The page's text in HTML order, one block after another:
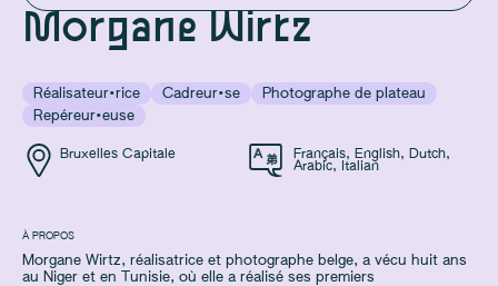
Bruxelles Capitale Français, English, Dutch,
Arabic, Italian
Morgane Wirtz
Réalisateur·rice Cadreur·se
Photographe de plateau
Repéreur·euse
À PROPOS
Morgane Wirtz, réalisatrice et photographe belge, a vécu huit ans
au Niger et en Tunisie, où elle a réalisé ses premiers